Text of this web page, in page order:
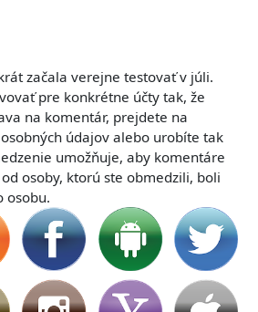
začala verejne testovať v júli.
pre konkrétne účty tak, že
na komentár, prejdete na
údajov alebo urobíte tak
umožňuje, aby komentáre
osoby, ktorú ste obmedzili, boli
osobu.